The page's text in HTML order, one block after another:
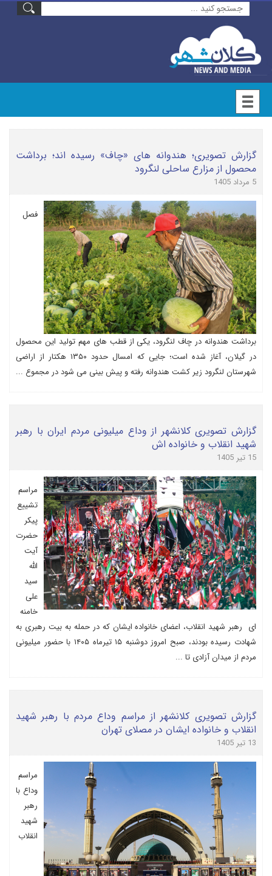
گزارش تصویری؛ هندوانه های «چاف» رسیده اند؛ برداشت
محصول از مزارع ساحلی لنگرود
5 مرداد 1405
فصل
برداشت هندوانه در چاف لنگرود، یکی از قطب های مهم تولید این محصول
در گیلان، آغاز شده است؛ جایی که امسال حدود ۱۳۵۰ هکتار از اراضی
شهرستان لنگرود زیر کشت هندوانه رفته و پیش بینی می شود در مجموع ...
گزارش تصویری کلانشهر از وداع میلیونی مردم ایران با رهبر
شهید انقلاب و خانواده اش
15 تیر 1405
مراسم
تشییع
پیکر
حضرت
آیت
الله
سید
علی
خامنه
ای رهبر شهید انقلاب، اعضای خانواده ایشان که در حمله به بیت رهبری به
شهادت رسیده بودند، صبح امروز دوشنبه ۱۵ تیرماه ۱۴۰۵ با حضور میلیونی
مردم از میدان آزادی تا ...
گزارش تصویری کلانشهر از مراسم وداع مردم با رهبر شهید
انقلاب و خانواده ایشان در مصلای تهران
13 تیر 1405
مراسم
وداع با
رهبر
شهید
انقلاب